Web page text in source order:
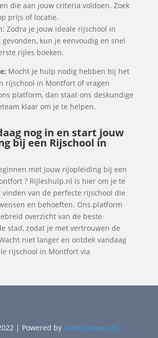
die aan jouw criteria voldoen. Zoek
prijs of locatie.
Zodra je jouw ideale rijschool in
kun je eenvoudig en snel
rijles boeken.
Mocht je hulp nodig hebben bij het
rijschool in Montfort of vragen
platform, dan staat ons deskundige
klaar om je te helpen.
nog in en start jouw
bij een Rijschool in
met jouw rijopleiding bij een
? Rijleshulp.nl is hier om je te
van de perfecte rijschool die
en behoeften. Ons platform
overzicht van de beste
stad, zodat je met vertrouwen de
niet langer en ontdek vandaag
rijschool in Montfort via
| Powered by SafetyDrivers.nl